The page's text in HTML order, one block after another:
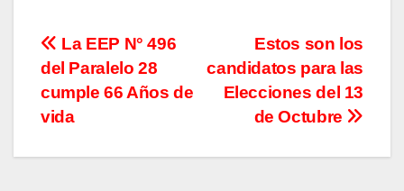
Navegación
de
entradas
Estos son los
candidatos para las
Elecciones del 13
de Octubre
La EEP N° 496
del Paralelo 28
cumple 66 Años de
vida